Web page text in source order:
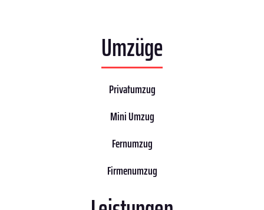
Umzüge
Privatumzug
Mini Umzug
Fernumzug
Firmenumzug